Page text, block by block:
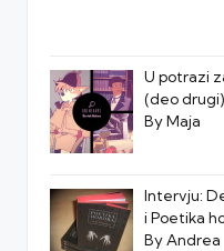
U potrazi
(deo drugi)
By Maja
Intervju:
i Poetika
By Andrea